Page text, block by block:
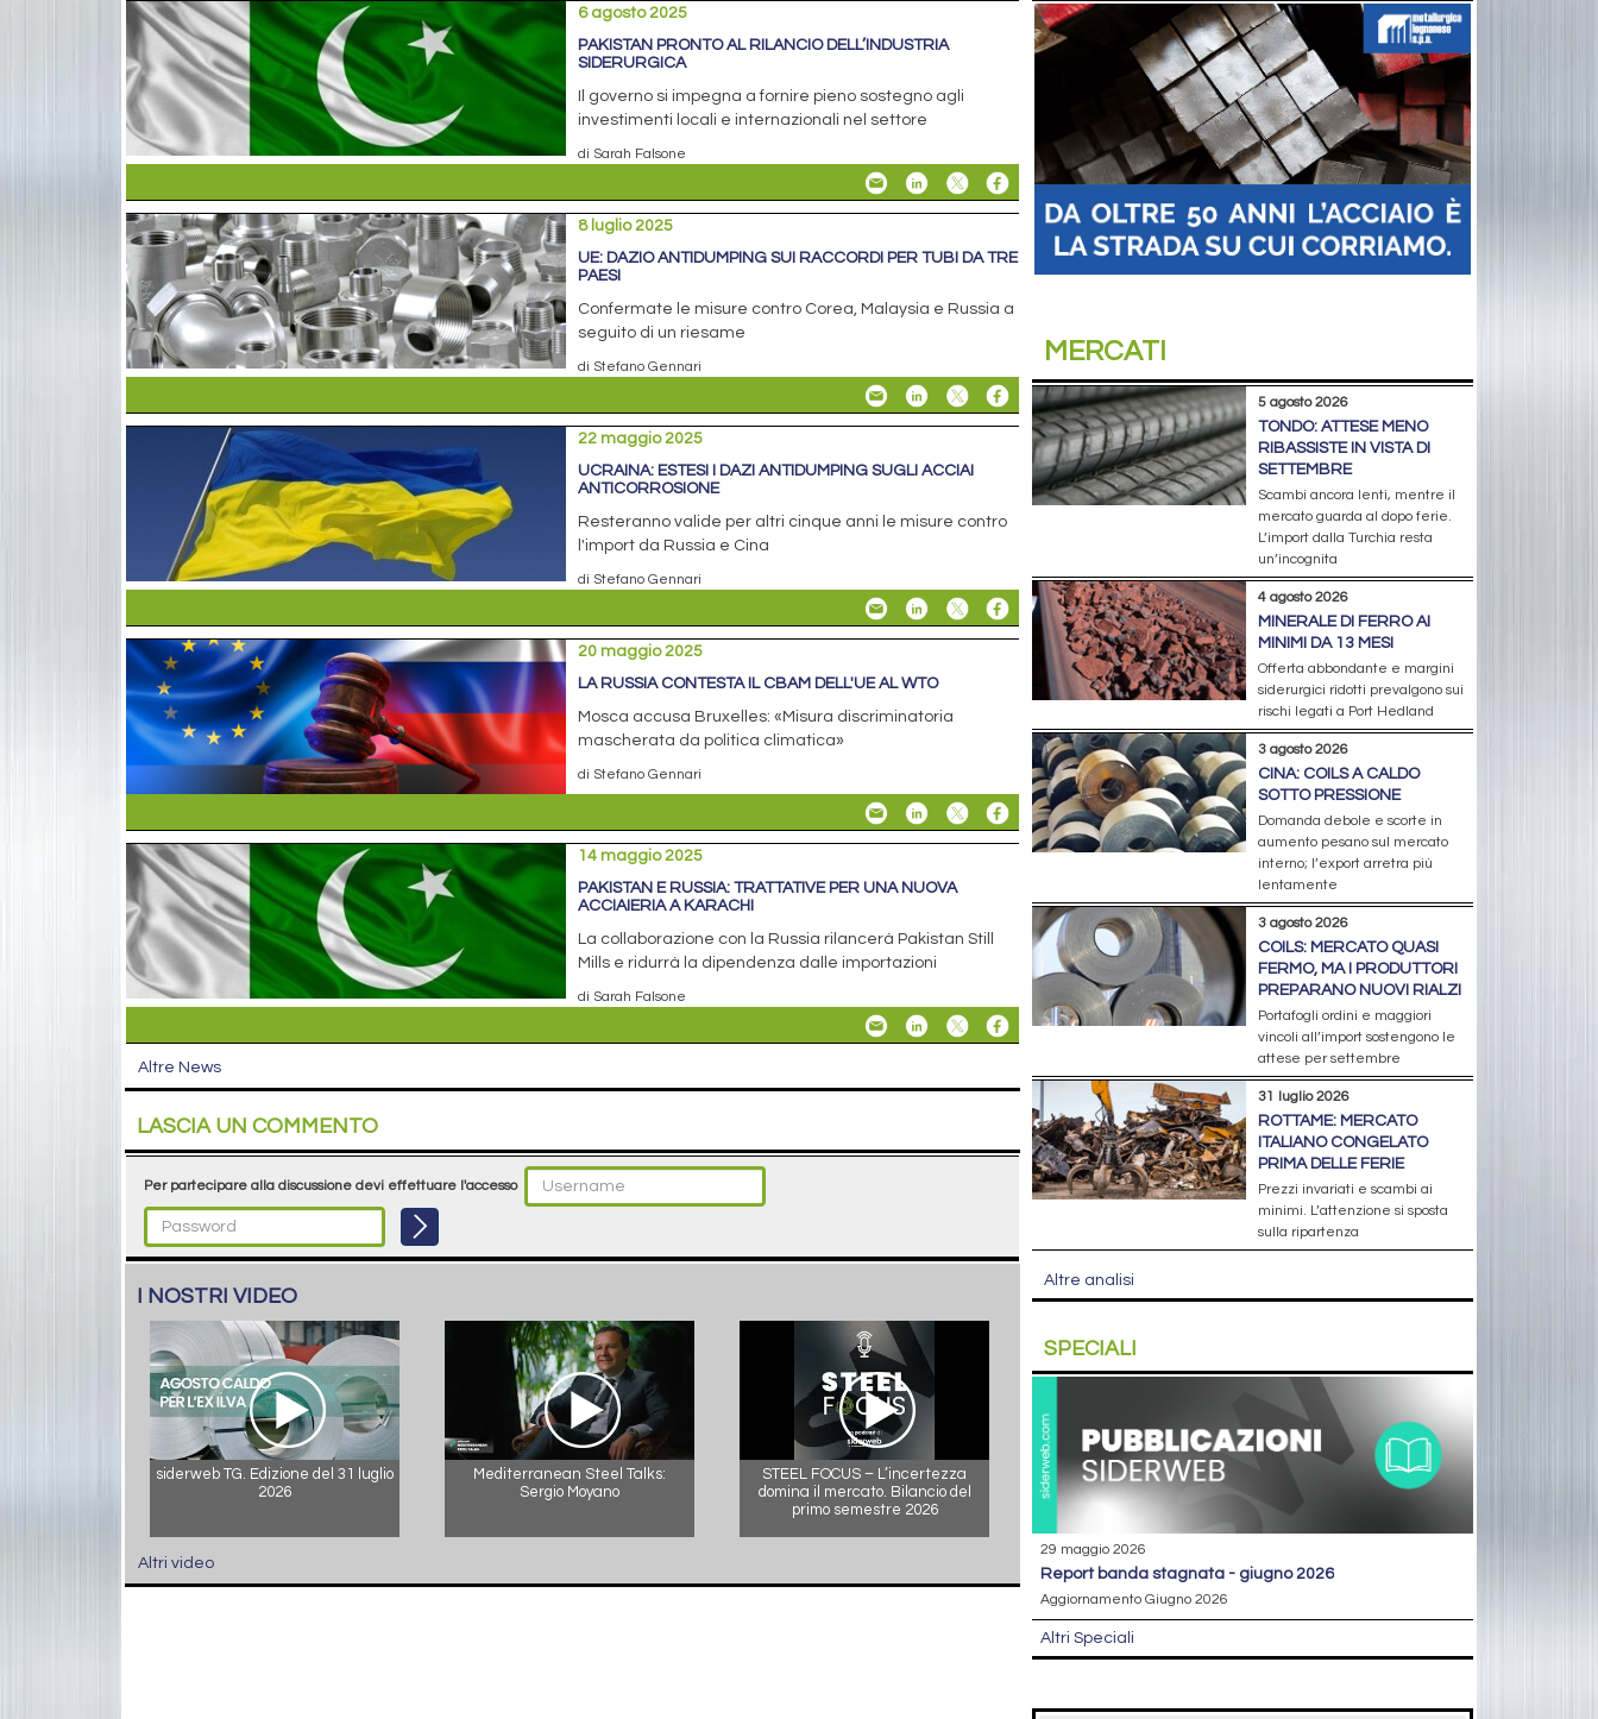
6 agosto 2025
PAKISTAN PRONTO AL RILANCIO DELL’INDUSTRIA
SIDERURGICA
Il governo si impegna a fornire pieno sostegno agli
investimenti locali e internazionali nel settore
di Sarah Falsone
8 luglio 2025
UE: DAZIO ANTIDUMPING SUI RACCORDI PER TUBI DA TRE
PAESI
Confermate le misure contro Corea, Malaysia e Russia a
seguito di un riesame
di Stefano Gennari
22 maggio 2025
UCRAINA: ESTESI I DAZI ANTIDUMPING SUGLI ACCIAI
ANTICORROSIONE
Resteranno valide per altri cinque anni le misure contro
l'import da Russia e Cina
di Stefano Gennari
20 maggio 2025
LA RUSSIA CONTESTA IL CBAM DELL'UE AL WTO
Mosca accusa Bruxelles: «Misura discriminatoria
mascherata da politica climatica»
di Stefano Gennari
14 maggio 2025
PAKISTAN E RUSSIA: TRATTATIVE PER UNA NUOVA
ACCIAIERIA A KARACHI
La collaborazione con la Russia rilancerà Pakistan Still
Mills e ridurrà la dipendenza dalle importazioni
di Sarah Falsone
Altre News
LASCIA UN COMMENTO
Per partecipare alla discussione devi effettuare l'accesso
I NOSTRI VIDEO
siderweb TG. Edizione del 31 luglio
2026
Mediterranean Steel Talks:
Sergio Moyano
STEEL FOCUS – L’incertezza
domina il mercato. Bilancio del
primo semestre 2026
Altri video
MERCATI
5 agosto 2026
TONDO: ATTESE MENO
RIBASSISTE IN VISTA DI
SETTEMBRE
Scambi ancora lenti, mentre il
mercato guarda al dopo ferie.
L’import dalla Turchia resta
un’incognita
4 agosto 2026
MINERALE DI FERRO AI
MINIMI DA 13 MESI
Offerta abbondante e margini
siderurgici ridotti prevalgono sui
rischi legati a Port Hedland
3 agosto 2026
CINA: COILS A CALDO
SOTTO PRESSIONE
Domanda debole e scorte in
aumento pesano sul mercato
interno; l’export arretra più
lentamente
3 agosto 2026
COILS: MERCATO QUASI
FERMO, MA I PRODUTTORI
PREPARANO NUOVI RIALZI
Portafogli ordini e maggiori
vincoli all’import sostengono le
attese per settembre
31 luglio 2026
ROTTAME: MERCATO
ITALIANO CONGELATO
PRIMA DELLE FERIE
Prezzi invariati e scambi ai
minimi. L’attenzione si sposta
sulla ripartenza
Altre analisi
SPECIALI
29 maggio 2026
report banda stagnata - giugno 2026
Aggiornamento Giugno 2026
Altri Speciali